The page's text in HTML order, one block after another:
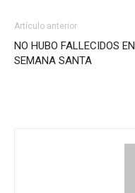
Artículo anterior
NO HUBO FALLECIDOS EN
SEMANA SANTA